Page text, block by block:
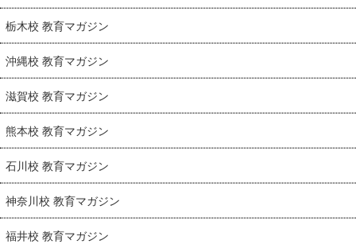
栃木校 教育マガジン
沖縄校 教育マガジン
滋賀校 教育マガジン
熊本校 教育マガジン
石川校 教育マガジン
神奈川校 教育マガジン
福井校 教育マガジン